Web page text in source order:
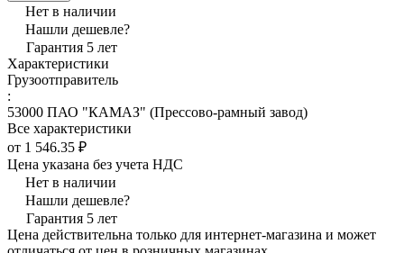
Нет в наличии
Нашли дешевле?
Гарантия 5 лет
Характеристики
Грузоотправитель
:
53000 ПАО "КАМАЗ" (Прессово-рамный завод)
Все характеристики
от 1 546.35 ₽
Цена указана без учета НДС
Нет в наличии
Нашли дешевле?
Гарантия 5 лет
Цена действительна только для интернет-магазина и может